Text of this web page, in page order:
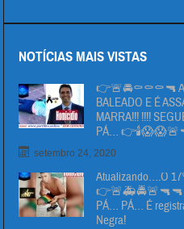
NOTÍCIAS MAIS VISTAS
👉🚨🚔⚰⚰⚰🔫
BALEADO E É
MARRA!!! !!!!
PÁ…
setembro 24, 2020
Atualizando….O
PÁ… PÁ… É
Negra!